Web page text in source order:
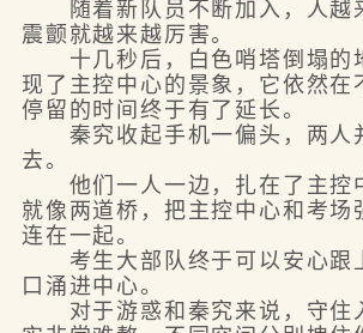
随着新队员不断加入，人越
震颤就越来越厉害。
十几秒后，白色哨塔倒塌的
现了主控中心的景象，它依然在
停留的时间终于有了延长。
秦究收起手机一偏头，两人
去。
他们一人一边，扎在了主控
就像两道桥，把主控中心和考场
连在一起。
考生大部队终于可以安心跟
口涌进中心。
对于游惑和秦究来说，守住